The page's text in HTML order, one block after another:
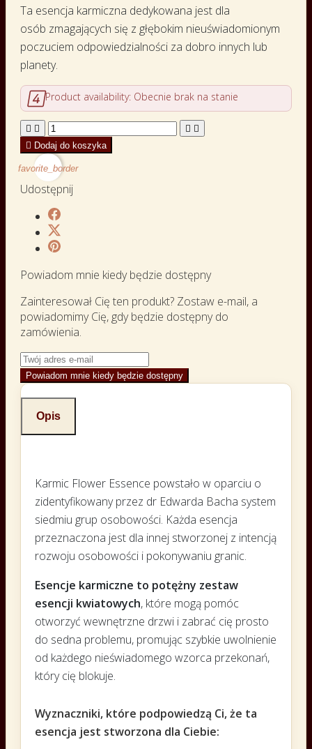
Ta esencja karmiczna dedykowana jest dla
osób zmagających się z głębokim nieuświadomionym
poczuciem odpowiedzialności za dobro innych lub
planety.
Product availability: Obecnie brak na stanie
   
 Dodaj do koszyka
favorite_border
Udostępnij
Powiadom mnie kiedy będzie dostępny
Zainteresował Cię ten produkt? Zostaw e-mail, a
powiadomimy Cię, gdy będzie dostępny do
zamówienia.
Powiadom mnie kiedy będzie dostępny
Opis
Karmic Flower Essence powstało w oparciu o
zidentyfikowany przez dr Edwarda Bacha system
siedmiu grup osobowości. Każda esencja
przeznaczona jest dla innej stworzonej z intencją
rozwoju osobowości i pokonywaniu granic.
Esencje karmiczne to potężny zestaw
esencji kwiatowych, które mogą pomóc
otworzyć wewnętrzne drzwi i zabrać cię prosto
do sedna problemu, promując szybkie uwolnienie
od każdego nieświadomego wzorca przekonań,
który cię blokuje.
Wyznaczniki, które podpowiedzą Ci, że ta
esencja jest stworzona dla Ciebie: